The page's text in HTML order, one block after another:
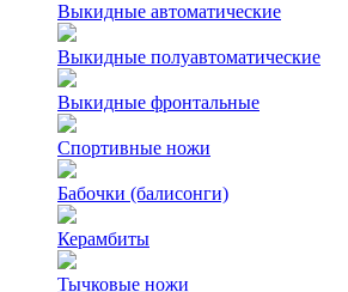
Выкидные автоматические
Выкидные полуавтоматические
Выкидные фронтальные
Спортивные ножи
Бабочки (балисонги)
Керамбиты
Тычковые ножи